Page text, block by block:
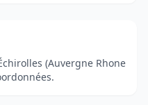
(Auvergne Rhone